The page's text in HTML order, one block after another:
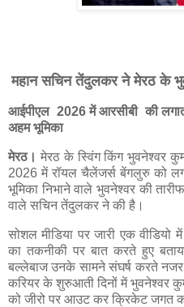
महान सचिन तेंदुलकर ने मेरठ के
आईपीएल 2026 में आरसीबी की
अहम भूमिका
मेरठ। मेरठ के स्विंग किंग भुवनेश्वर
2026 में रॉयल चैलेंजर्स बेंगलुरु को
भूमिका निभाने वाले भुवनेश्वर की
वाले सचिन तेंदुलकर ने की है।
सोशल मीडिया पर जारी एक
का तकनीकी पर बात करते हुए
बल्लेबाज उनके सामने संघर्ष करते
करियर के शुरुआती दिनों में भुवनेश्वर
को जीरो पर आउट कर क्रिकेट जगत